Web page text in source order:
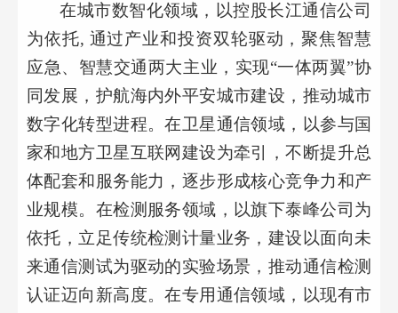
在城市数智化领域，以控股长江通信公司
为依托, 通过产业和投资双轮驱动，聚焦智慧
应急、智慧交通两大主业，实现“一体两翼”协
同发展，护航海内外平安城市建设，推动城市
数字化转型进程。在卫星通信领域，以参与国
家和地方卫星互联网建设为牵引，不断提升总
体配套和服务能力，逐步形成核心竞争力和产
业规模。在检测服务领域，以旗下泰峰公司为
依托，立足传统检测计量业务，建设以面向未
来通信测试为驱动的实验场景，推动通信检测
认证迈向新高度。在专用通信领域，以现有市